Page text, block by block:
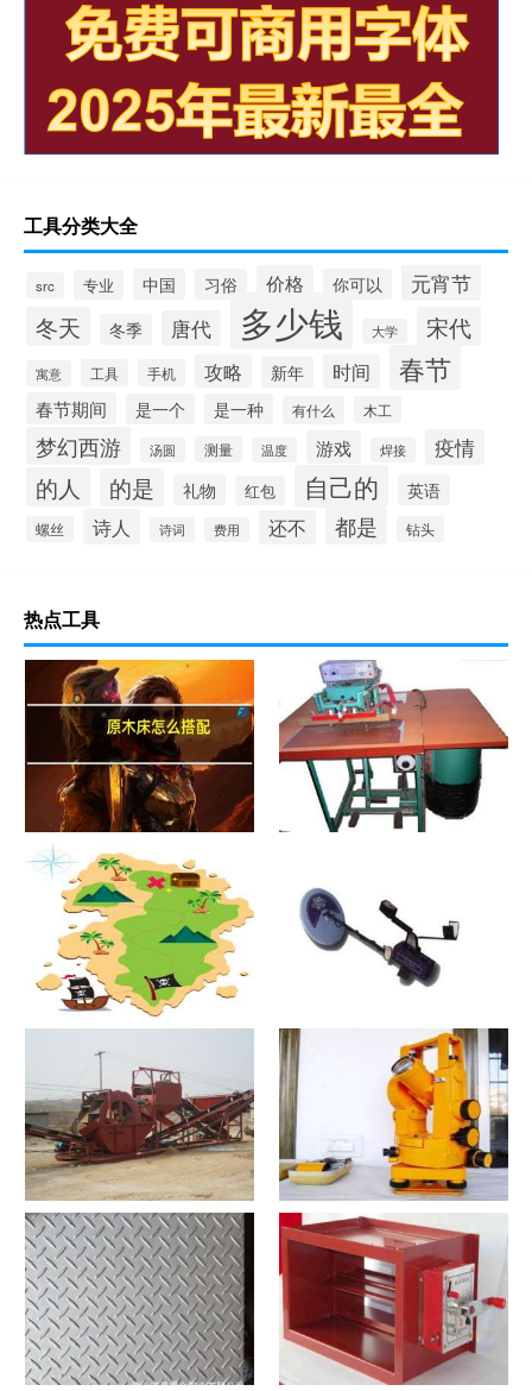
工具分类大全
src 专业 中国 习俗 价格 你可以 元宵节
冬天 冬季 唐代 多少钱 大学 宋代
寓意 工具 手机 攻略 新年 时间 春节
春节期间 是一个 是一种 有什么 木工
梦幻西游 汤圆 测量 温度 游戏 焊接 疫情
的人 的是 礼物 红包 自己的 英语
螺丝 诗人 诗词 费用 还不 都是 钻头
热点工具
原木床怎么搭配
寻宝？寻宝2021价格和图文详
探测器？探测器2021价格和图
文详情
洗沙机？洗沙机2021价格和图
文详情
经纬仪？经纬仪2021价格和图
文详情